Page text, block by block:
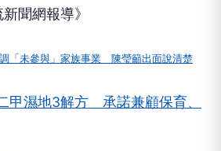
聞網報導》
「未參與」家族事業 陳瑩籲出面說清楚
甲濕地3解方 承諾兼顧保育、